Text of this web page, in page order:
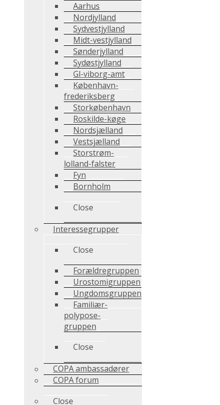
Aarhus
Nordjylland
Sydvestjylland
Midt-vestjylland
Sønderjylland
Sydøstjylland
Gl-viborg-amt
København-
frederiksberg
Storkøbenhavn
Roskilde-køge
Nordsjælland
Vestsjælland
Storstrøm-
lolland-falster
Fyn
Bornholm
Close
Interessegrupper
Close
Forældregruppen
Urostomigruppen
Ungdomsgruppen
Familiær-
polypose-
gruppen
Close
COPA ambassadører
COPA forum
Close